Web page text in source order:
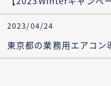
2023/04/24
東京都の業務用エアコ